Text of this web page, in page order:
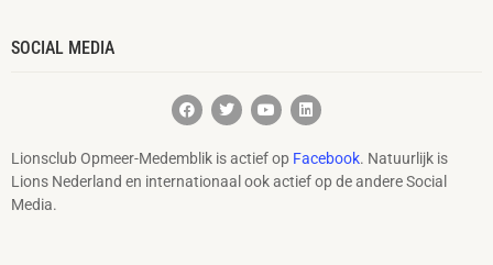
SOCIAL MEDIA
Lionsclub Opmeer-Medemblik is actief op Facebook. Natuurlijk is
Lions Nederland en internationaal ook actief op de andere Social
Media.